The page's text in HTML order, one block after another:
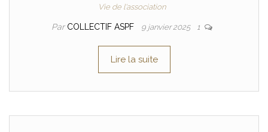
Vie de l'association
Par COLLECTIF ASPF 9 janvier 2025 1
Lire la suite